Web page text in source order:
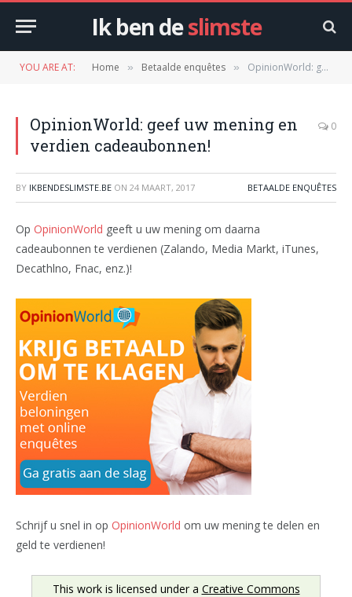
Ik ben deslimste
YOU ARE AT: Home » Betaalde enquêtes » OpinionWorld: geef uw mening en verdien cadeaubonnen!
OpinionWorld: geef uw mening en
verdien cadeaubonnen!
0
BY IKBENDESLIMSTE.BE ON 24 MAART, 2017 BETAALDE ENQUÊTES
Op OpinionWorld geeft u uw mening om daarna
cadeaubonnen te verdienen (Zalando, Media Markt, iTunes,
Decathlno, Fnac, enz.)!
Schrijf u snel in op OpinionWorld om uw mening te delen en
geld te verdienen!
This work is licensed under a Creative Commons